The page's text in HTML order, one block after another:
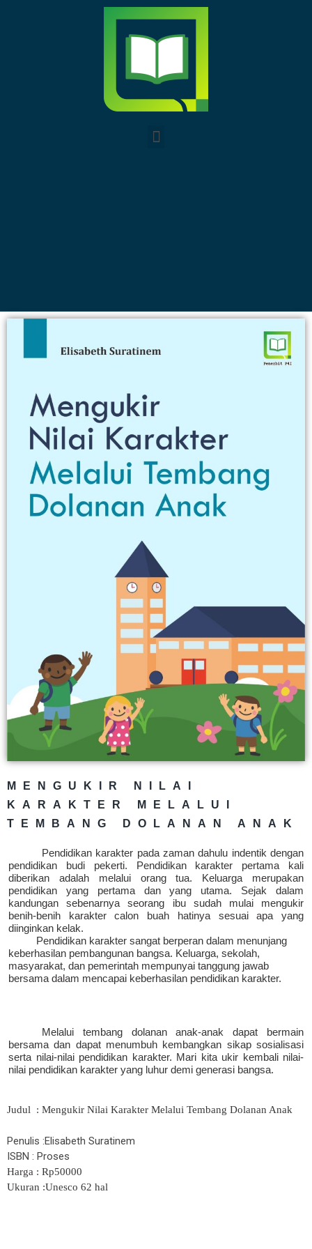
MENGUKIR NILAI
KARAKTER MELALUI
TEMBANG DOLANAN ANAK
Pendidikan karakter pada zaman dahulu indentik dengan
pendidikan budi pekerti. Pendidikan karakter pertama kali
diberikan adalah melalui orang tua. Keluarga merupakan
pendidikan yang pertama dan yang utama. Sejak dalam
kandungan sebenarnya seorang ibu sudah mulai mengukir
benih-benih karakter calon buah hatinya sesuai apa yang
diinginkan kelak.
Pendidikan karakter sangat berperan dalam menunjang
keberhasilan pembangunan bangsa. Keluarga, sekolah,
masyarakat, dan pemerintah mempunyai tanggung jawab
bersama dalam mencapai keberhasilan pendidikan karakter.
Melalui tembang dolanan anak-anak dapat bermain
bersama dan dapat menumbuh kembangkan sikap sosialisasi
serta nilai-nilai pendidikan karakter. Mari kita ukir kembali nilai-
nilai pendidikan karakter yang luhur demi generasi bangsa.
Judul : Mengukir Nilai Karakter Melalui Tembang Dolanan Anak
Penulis :Elisabeth Suratinem
ISBN : Proses
Harga : Rp50000
Ukuran :Unesco 62 hal